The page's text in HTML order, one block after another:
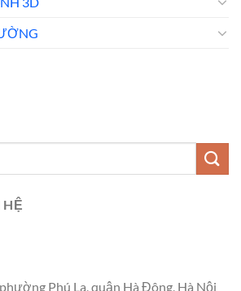
HỆ
Phú La, quận Hà Đông, Hà Nội